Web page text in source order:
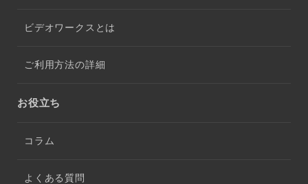
ビデオワークスとは
ご利用方法の詳細
お役立ち
コラム
よくある質問